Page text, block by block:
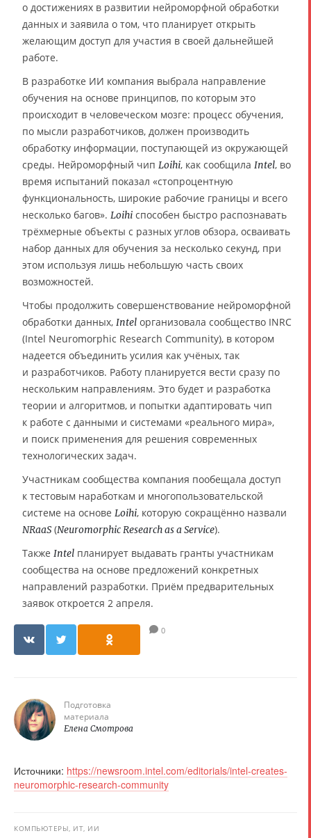
о достижениях в развитии нейроморфной обработки
данных и заявила о том, что планирует открыть
желающим доступ для участия в своей дальнейшей
работе.
В разработке ИИ компания выбрала направление
обучения на основе принципов, по которым это
происходит в человеческом мозге: процесс обучения,
по мысли разработчиков, должен производить
обработку информации, поступающей из окружающей
среды. Нейроморфный чип Loihi, как сообщила Intel, во
время испытаний показал «стопроцентную
функциональность, широкие рабочие границы и всего
несколько багов». Loihi способен быстро распознавать
трёхмерные объекты с разных углов обзора, осваивать
набор данных для обучения за несколько секунд, при
этом используя лишь небольшую часть своих
возможностей.
Чтобы продолжить совершенствование нейроморфной
обработки данных, Intel организовала сообщество INRC
(Intel Neuromorphic Research Community), в котором
надеется объединить усилия как учёных, так
и разработчиков. Работу планируется вести сразу по
нескольким направлениям. Это будет и разработка
теории и алгоритмов, и попытки адаптировать чип
к работе с данными и системами «реального мира»,
и поиск применения для решения современных
технологических задач.
Участникам сообщества компания пообещала доступ
к тестовым наработкам и многопользовательской
системе на основе Loihi, которую сокращённо назвали
NRaaS (Neuromorphic Research as a Service).
Также Intel планирует выдавать гранты участникам
сообщества на основе предложений конкретных
направлений разработки. Приём предварительных
заявок откроется 2 апреля.
0
Подготовка
материала
Елена Смотрова
Источники: https://newsroom.intel.com/editorials/intel-creates-
neuromorphic-research-community
КОМПЬЮТЕРЫ, ИТ, ИИ